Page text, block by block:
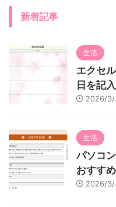
新着記事
生活
エクセ
日を記
2026/3/
生活
パソコ
おすす
2026/3/